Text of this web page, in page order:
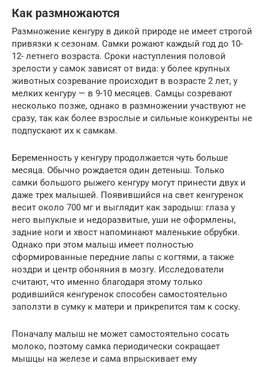
Как размножаются
Размножение кенгуру в дикой природе не имеет строгой
привязки к сезонам. Самки рожают каждый год до 10-
12- летнего возраста. Сроки наступления половой
зрелости у самок зависят от вида: у более крупных
животных созревание происходит в возрасте 2 лет, у
мелких кенгуру — в 9-10 месяцев. Самцы созревают
несколько позже, однако в размножении участвуют не
сразу, так как более взрослые и сильные конкуренты не
подпускают их к самкам.
Беременность у кенгуру продолжается чуть больше
месяца. Обычно рождается один детеныш. Только
самки большого рыжего кенгуру могут принести двух и
даже трех малышей. Появившийся на свет кенгуренок
весит около 700 мг и выглядит как зародыш: глаза у
него выпуклые и недоразвитые, уши не оформлены,
задние ноги и хвост напоминают маленькие обрубки.
Однако при этом малыш имеет полностью
сформированные передние лапы с когтями, а также
ноздри и центр обоняния в мозгу. Исследователи
считают, что именно благодаря этому только
родившийся кенгуренок способен самостоятельно
заползти в сумку к матери и прикрепится там к соску.
Поначалу малыш не может самостоятельно сосать
молоко, поэтому самка периодически сокращает
мышцы на железе и сама впрыскивает ему